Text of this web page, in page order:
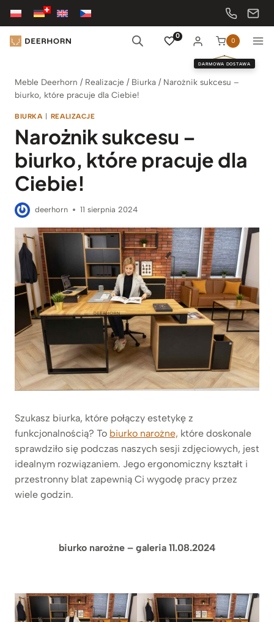
Przejdź
treści
0
0
DARMOWA DOSTAWA
Meble Deerhorn / Realizacje / Biurka / Narożnik sukcesu –
biurko, które pracuje dla Ciebie!
BIURKA | REALIZACJE
Narożnik sukcesu –
biurko, które pracuje dla
Ciebie!
deerhorn 11 sierpnia 2024
Szukasz biurka, które połączy estetykę z
funkcjonalnością? To biurko narożne, które doskonale
sprawdziło się podczas naszych sesji zdjęciowych, jest
idealnym rozwiązaniem. Jego ergonomiczny kształt i
przestronny blat zapewnią Ci wygodę pracy przez
wiele godzin.
biurko narożne – galeria 11.08.2024